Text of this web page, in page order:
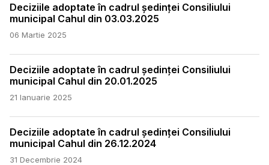
Deciziile adoptate în cadrul ședinței Consiliului
municipal Cahul din 03.03.2025
06 Martie 2025
Deciziile adoptate în cadrul ședinței Consiliului
municipal Cahul din 20.01.2025
21 Ianuarie 2025
Deciziile adoptate în cadrul ședinței Consiliului
municipal Cahul din 26.12.2024
31 Decembrie 2024